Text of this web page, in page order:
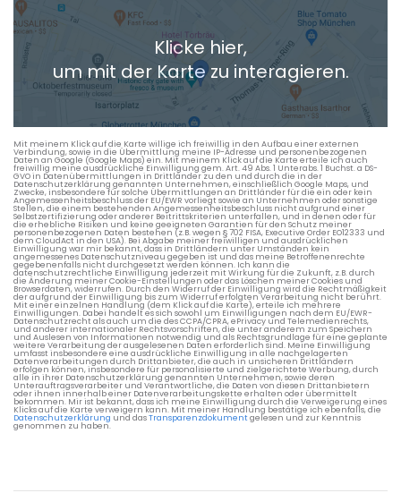
+ Aktuellen Standort hinzufügen
Die berechneten Anreisezeiten basieren auf den
Verkehrsdaten eines typischen Dienstag morgens um 8:30.
Klicke hier,
um mit der Karte zu interagieren.
Mit meinem Klick auf die Karte willige ich freiwillig in den Aufbau einer externen
Verbindung, sowie in die Übermittlung meine IP-Adresse und personenbezogenen
Daten an Google (Google Maps) ein. Mit meinem Klick auf die Karte erteile ich auch
freiwillig meine ausdrückliche Einwilligung gem. Art. 49 Abs. 1 Unterabs. 1 Buchst. a DS-
GVO in Datenübermittlungen in Drittländer zu den und durch die in der
Datenschutzerklärung genannten Unternehmen, einschließlich Google Maps, und
Zwecke, insbesondere für solche Übermittlungen an Drittländer für die ein oder kein
Angemessenheitsbeschluss der EU/EWR vorliegt sowie an Unternehmen oder sonstige
Stellen, die einem bestehenden Angemessenheitsbeschluss nicht aufgrund einer
Selbstzertifizierung oder anderer Beitrittskriterien unterfallen, und in denen oder für
die erhebliche Risiken und keine geeigneten Garantien für den Schutz meiner
personenbezogenen Daten bestehen (z.B. wegen § 702 FISA, Executive Order EO12333 und
dem CloudAct in den USA). Bei Abgabe meiner freiwilligen und ausdrücklichen
Einwilligung war mir bekannt, dass in Drittländern unter Umständen kein
angemessenes Datenschutzniveau gegeben ist und das meine Betroffenenrechte
gegebenenfalls nicht durchgesetzt werden können. Ich kann die
datenschutzrechtliche Einwilligung jederzeit mit Wirkung für die Zukunft, z.B. durch
die Änderung meiner Cookie-Einstellungen oder das Löschen meiner Cookies und
Browserdaten, widerrufen. Durch den Widerruf der Einwilligung wird die Rechtmäßigkeit
der aufgrund der Einwilligung bis zum Widerruf erfolgten Verarbeitung nicht berührt.
Mit einer einzelnen Handlung (dem Klick auf die Karte), erteile ich mehrere
Einwilligungen. Dabei handelt es sich sowohl um Einwilligungen nach dem EU/EWR-
Datenschutzrecht als auch um die des CCPA/CPRA, ePrivacy und Telemedienrechts,
und anderer internationaler Rechtsvorschriften, die unter anderem zum Speichern
und Auslesen von Informationen notwendig und als Rechtsgrundlage für eine geplante
weitere Verarbeitung der ausgelesenen Daten erforderlich sind. Meine Einwilligung
umfasst insbesondere eine ausdrückliche Einwilligung in alle nachgelagerten
Datenverarbeitungen durch Drittanbieter, die auch in unsicheren Drittländern
erfolgen können, insbesondere für personalisierte und zielgerichtete Werbung, durch
alle in ihrer Datenschutzerklärung genannten Unternehmen, sowie deren
Unterauftragsverarbeiter und Verantwortliche, die Daten von diesen Drittanbietern
oder ihnen innerhalb einer Datenverarbeitungskette erhalten oder übermittelt
bekommen. Mir ist bekannt, dass ich meine Einwilligung durch die Verweigerung eines
Klicks auf die Karte verweigern kann. Mit meiner Handlung bestätige ich ebenfalls, die
Datenschutzerklärung und dasTransparenzdokumentgelesen und zur Kenntnis
genommen zu haben.